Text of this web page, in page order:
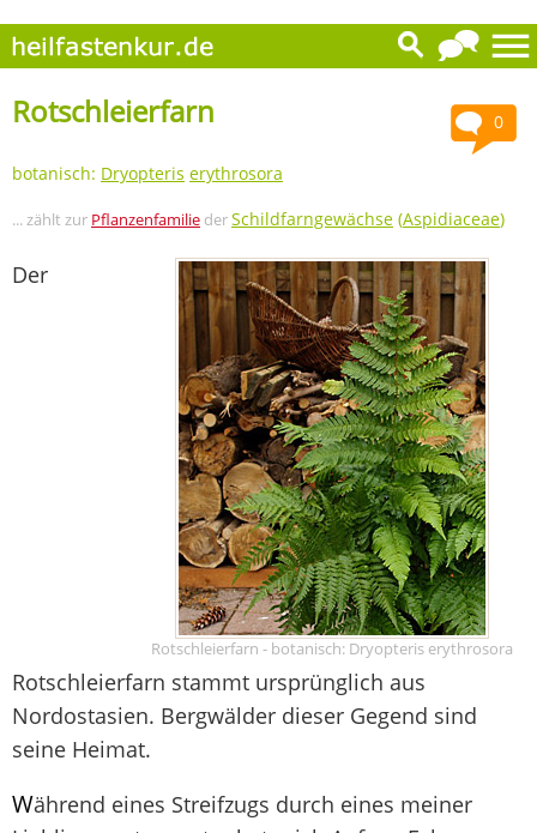
0
Rotschleierfarn
botanisch: Dryopteris erythrosora
... zählt zur Pflanzenfamilie derSchildfarngewächse (Aspidiaceae)
Rotschleierfarn - botanisch: Dryopteris erythrosora
Der
Rotschleierfarn stammt ursprünglich aus
Nordostasien. Bergwälder dieser Gegend sind
seine Heimat.
Während eines Streifzugs durch eines meiner